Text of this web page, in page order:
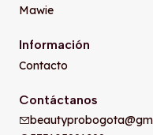
Mawie
Información
Contacto
Contáctanos